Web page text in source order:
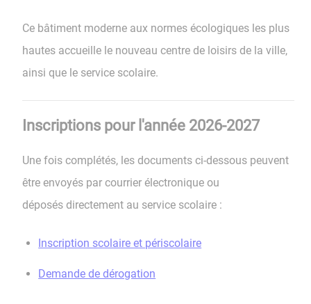
Ce bâtiment moderne aux normes écologiques les plus
hautes accueille le nouveau centre de loisirs de la ville,
ainsi que le service scolaire.
Inscriptions pour l'année 2026-2027
Une fois complétés, les documents ci-dessous peuvent
être envoyés par courrier électronique ou
déposés directement au service scolaire :
Inscription scolaire et périscolaire
Demande de dérogation